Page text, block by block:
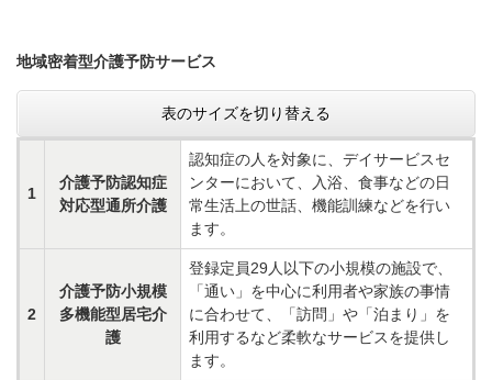
地域密着型介護予防サービス
表のサイズを切り替える
1
介護予防認知症
対応型通所介護
認知症の人を対象に、デイサービスセ
ンターにおいて、入浴、食事などの日
常生活上の世話、機能訓練などを行い
ます。
2
介護予防小規模
多機能型居宅介
護
登録定員29人以下の小規模の施設で、
「通い」を中心に利用者や家族の事情
に合わせて、「訪問」や「泊まり」を
利用するなど柔軟なサービスを提供し
ます。